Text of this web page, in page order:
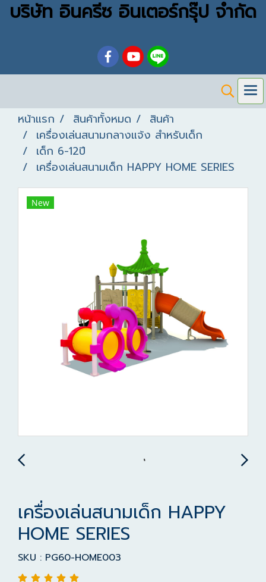
บริษัท อินครีซ อินเตอร์กรุ๊ป จำกัด
หน้าแรก สินค้าทั้งหมด
สินค้า
เครื่องเล่นสนามกลางแจ้ง สำหรับเด็ก
เด็ก 6-12ปี
เครื่องเล่นสนามเด็ก HAPPY HOME SERIES
New
เครื่องเล่นสนามเด็ก HAPPY
HOME SERIES
SKU : PG60-HOME003